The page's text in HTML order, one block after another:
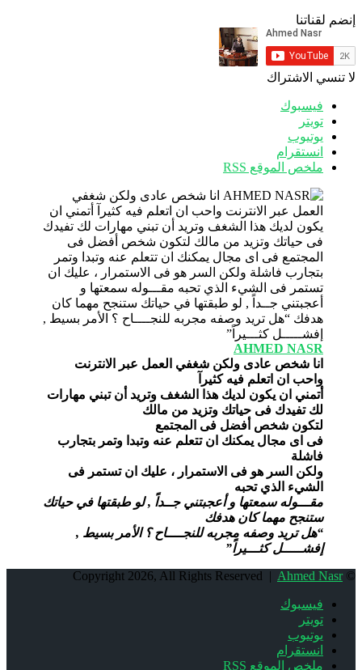
إنضم لقناتنا
لا تنسي الاشتراك
فيسبوك
تويتر
يوتيوب
انستقرام
ملخص الموقع RSS
AHMED NASR
انا شخص عادى ولكن شغفي العمل عبر الانترنت
واحب ان اتعلم فيه كثيرآ
أتمني ان يكون لديك هذا الشغف وتريد أن تبني مهارات
لك تفيدك فى حياتك وتزيد من مالك
لتكون شخص أفضل فى المجتمع
فى اى مجال يمكنك ان تتعلم عنه وتبدا وتمر بتجارب
فاشلة
ولكن السر هو فى الاستمرار ، عليك ان تستمر فى
الشيء الذي تحبه
مقـــوله سمعتها و أعجبتني جــداً , لو طبقتها في حياتك
ستنجح مهما كان هدفك
“هل تريد وصفه مجربه للنجــــاح ؟ الأمر بسيط ,
إفشـــــل كثـــيراً”
© Copyright 2026, All Rights Reserved |
Ahmed Nasr
فيسبوك
تويتر
يوتيوب
انستقرام
ملخص الموقع RSS